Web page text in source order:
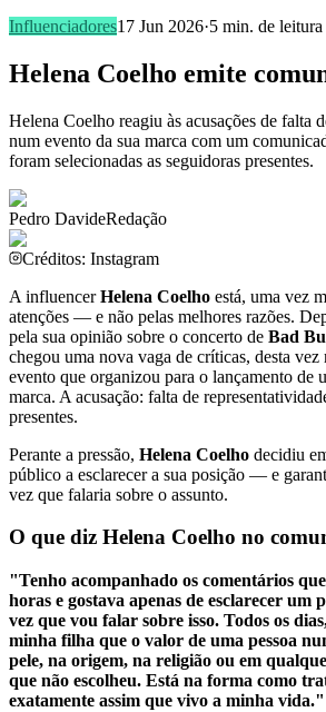
Influenciadores17 Jun 2026·5 min. de leitura
Helena Coelho emite
Helena Coelho reagiu às acusações de falta
num evento da sua marca com um
foram selecionadas as seguidoras presentes.
Pedro DavideRedação
Créditos: Instagram
A influencerHelena Coelho está, uma vez
atenções — e não pelas melhores razões.
pela sua opinião sobre o concerto de Bad
chegou uma nova vaga de críticas, desta
evento que organizou para o lançamento de
marca. A acusação: falta de
presentes.
Perante a pressão, Helena Coelho decidiu
público a esclarecer a sua posição — e
vez que falaria sobre o assunto.
O que diz Helena Coelho no
"Tenho acompanhado os comentários
horas e gostava apenas de esclarecer um
vez que vou falar sobre isso. Todos os
minha filha que o valor de uma pessoa
pele, na origem, na religião ou em
que não escolheu. Está na forma como
exatamente assim que vivo a minha vida."